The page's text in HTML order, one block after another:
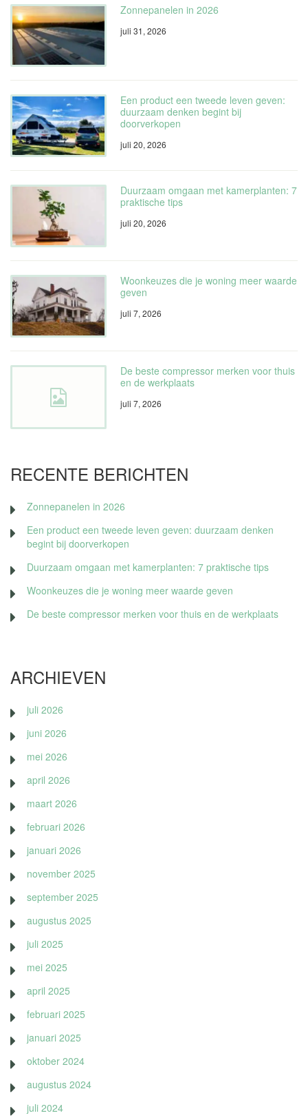
Zonnepanelen in 2026
juli 31, 2026
Een product een tweede leven geven:
duurzaam denken begint bij
doorverkopen
juli 20, 2026
Duurzaam omgaan met kamerplanten: 7
praktische tips
juli 20, 2026
Woonkeuzes die je woning meer waarde
geven
juli 7, 2026
De beste compressor merken voor thuis
en de werkplaats
juli 7, 2026
RECENTE BERICHTEN
Zonnepanelen in 2026
Een product een tweede leven geven: duurzaam denken
begint bij doorverkopen
Duurzaam omgaan met kamerplanten: 7 praktische tips
Woonkeuzes die je woning meer waarde geven
De beste compressor merken voor thuis en de werkplaats
ARCHIEVEN
juli 2026
juni 2026
mei 2026
april 2026
maart 2026
februari 2026
januari 2026
november 2025
september 2025
augustus 2025
juli 2025
mei 2025
april 2025
februari 2025
januari 2025
oktober 2024
augustus 2024
juli 2024